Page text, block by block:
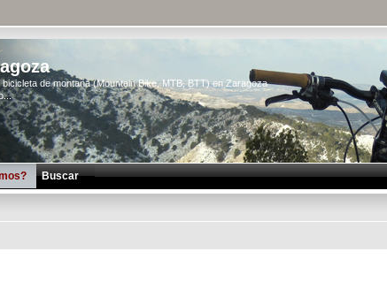
de montaña (Mountain Bike, MTB, BTT) en Zaragoza
Buscar